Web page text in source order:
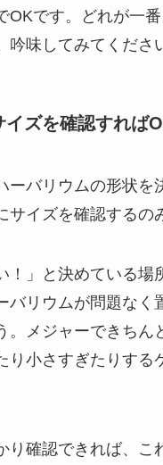
OKです。どれが一
吟味してみてくださ
ズを確認すれば
ーバリウムの形状を
サイズを確認するの
！」と決めている場
バリウムが問題なく
。メジャーできちん
り小さすぎたりする
り確認できれば、こ